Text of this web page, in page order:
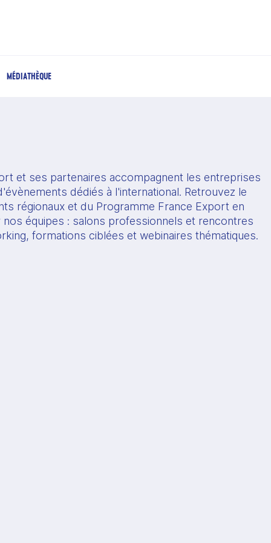
MÉDIATHÈQUE
et ses partenaires accompagnent les entreprises
dédiés à l'international. Retrouvez le
régionaux et du Programme France Export en
équipes : salons professionnels et rencontres
formations ciblées et webinaires thématiques.